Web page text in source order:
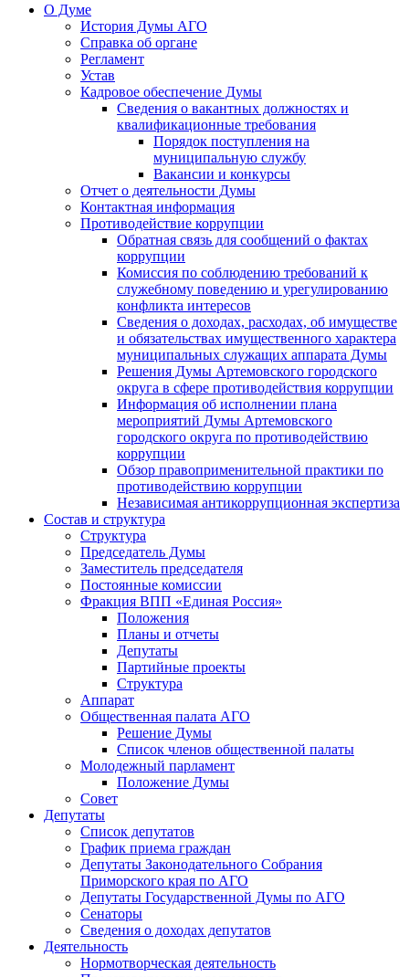
О Думе
История Думы АГО
Справка об органе
Регламент
Устав
Кадровое обеспечение Думы
Сведения о вакантных должностях и
квалификационные требования
Порядок поступления на
муниципальную службу
Вакансии и конкурсы
Отчет о деятельности Думы
Контактная информация
Противодействие коррупции
Обратная связь для сообщений о фактах
коррупции
Комиссия по соблюдению требований к
служебному поведению и урегулированию
конфликта интересов
Сведения о доходах, расходах, об имуществе
и обязательствах имущественного характера
муниципальных служащих аппарата Думы
Решения Думы Артемовского городского
округа в сфере противодействия коррупции
Информация об исполнении плана
мероприятий Думы Артемовского
городского округа по противодействию
коррупции
Обзор правоприменительной практики по
противодействию коррупции
Независимая антикоррупционная экспертиза
Состав и структура
Структура
Председатель Думы
Заместитель председателя
Постоянные комиссии
Фракция ВПП «Единая Россия»
Положения
Планы и отчеты
Депутаты
Партийные проекты
Структура
Аппарат
Общественная палата АГО
Решение Думы
Список членов общественной палаты
Молодежный парламент
Положение Думы
Совет
Депутаты
Список депутатов
График приема граждан
Депутаты Законодательного Собрания
Приморского края по АГО
Депутаты Государственной Думы по АГО
Сенаторы
Сведения о доходах депутатов
Деятельность
Нормотворческая деятельность